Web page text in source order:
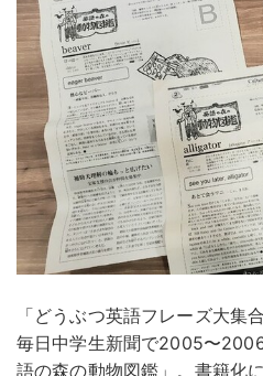
「どうぶつ英語フレーズ大集
毎日中学生新聞で2005〜
語の森の動物図鑑」。書籍化